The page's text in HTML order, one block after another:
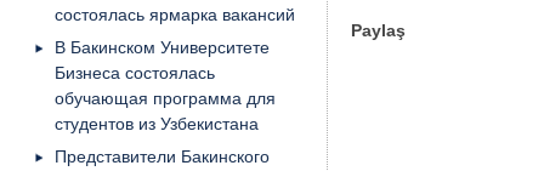
состоялась ярмарка вакансий
В Бакинском Университете
Бизнеса состоялась
обучающая программа для
студентов из Узбекистана
Представители Бакинского
Paylaş